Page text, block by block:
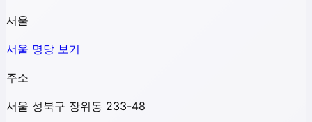
서울
서울 명당 보기
주소
서울 성북구 장위동 233-48